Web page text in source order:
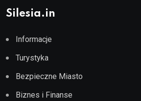
Silesia.in
Informacje
Turystyka
Bezpieczne Miasto
Biznes i Finanse